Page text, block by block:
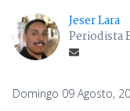
Jeser Lara
Periodista
Domingo 09 Agosto,